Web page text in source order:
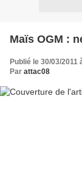
Maïs OGM :
Publié le 30/03/2011
Par attac08